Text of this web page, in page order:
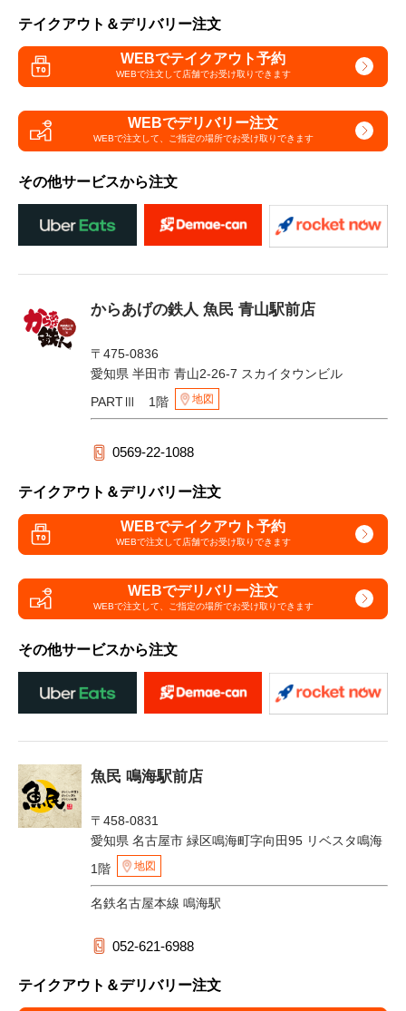
テイクアウト＆デリバリー注文
WEBでテイクアウト予約
WEBで注文して店舗でお受け取りできます
WEBでデリバリー注文
WEBで注文して、 ご指定の場所でお受け取りできます
その他サービスから注文
からあげの鉄人 魚民 青山駅前店
〒475-0836
愛知県 半田市 青山2-26-7 スカイタウンビル
PARTⅢ 1階
地図
0569-22-1088
テイクアウト＆デリバリー注文
WEBでテイクアウト予約
WEBで注文して店舗でお受け取りできます
WEBでデリバリー注文
WEBで注文して、 ご指定の場所でお受け取りできます
その他サービスから注文
魚民 鳴海駅前店
〒458-0831
愛知県 名古屋市 緑区鳴海町字向田95 リベスタ鳴海
1階
地図
名鉄名古屋本線 鳴海駅
052-621-6988
テイクアウト＆デリバリー注文